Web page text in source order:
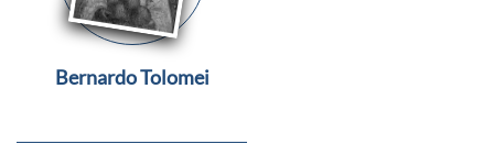
Bernardo Tolomei